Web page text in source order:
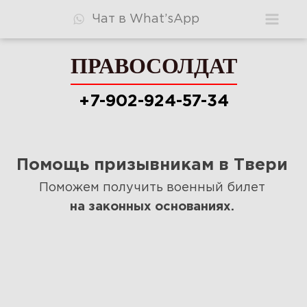
Чат в What’sApp
ПРАВОСОЛДАТ
Видео
ПРАВОСОЛДАТ
+7-902-924-57-34
Помощь призывникам в Твери
Поможем получить военный билет
на законных основаниях.